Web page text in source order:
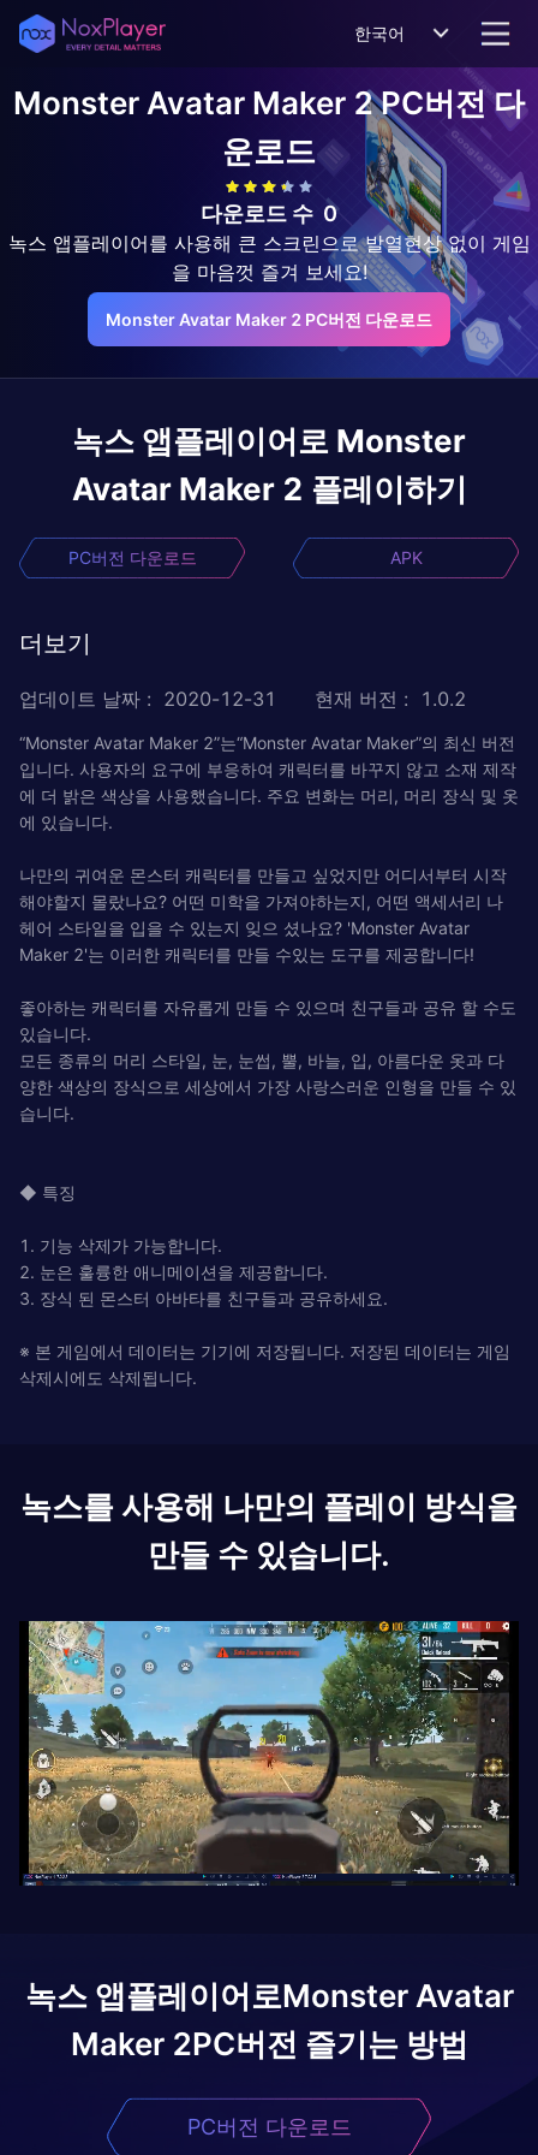
한국어
Monster Avatar Maker 2PC버전 다
운로드
다운로드 수 0
녹스 앱플레이어를 사용해 큰 스크린으로 발열현상 없이 게임
을 마음껏 즐겨 보세요!
Monster Avatar Maker 2 PC버전 다운로드
녹스 앱플레이어로 Monster
Avatar Maker 2 플레이하기
PC버전 다운로드 APK
더보기
업데이트 날짜 : 2020-12-31 현재 버전 : 1.0.2
“Monster Avatar Maker 2”는“Monster Avatar Maker”의 최신 버전
입니다. 사용자의 요구에 부응하여 캐릭터를 바꾸지 않고 소재 제작
에 더 밝은 색상을 사용했습니다. 주요 변화는 머리, 머리 장식 및 옷
에 있습니다.
나만의 귀여운 몬스터 캐릭터를 만들고 싶었지만 어디서부터 시작
해야할지 몰랐나요? 어떤 미학을 가져야하는지, 어떤 액세서리 나
헤어 스타일을 입을 수 있는지 잊으 셨나요? 'Monster Avatar
Maker 2'는 이러한 캐릭터를 만들 수있는 도구를 제공합니다!
좋아하는 캐릭터를 자유롭게 만들 수 있으며 친구들과 공유 할 수도
있습니다.
모든 종류의 머리 스타일, 눈, 눈썹, 뿔, 바늘, 입, 아름다운 옷과 다
양한 색상의 장식으로 세상에서 가장 사랑스러운 인형을 만들 수 있
습니다.
◆ 특징
1. 기능 삭제가 가능합니다.
2. 눈은 훌륭한 애니메이션을 제공합니다.
3. 장식 된 몬스터 아바타를 친구들과 공유하세요.
※ 본 게임에서 데이터는 기기에 저장됩니다. 저장된 데이터는 게임
삭제시에도 삭제됩니다.
녹스를 사용해 나만의 플레이 방식을
만들 수 있습니다.
녹스 앱플레이어로Monster Avatar
Maker 2PC버전 즐기는 방법
PC버전 다운로드